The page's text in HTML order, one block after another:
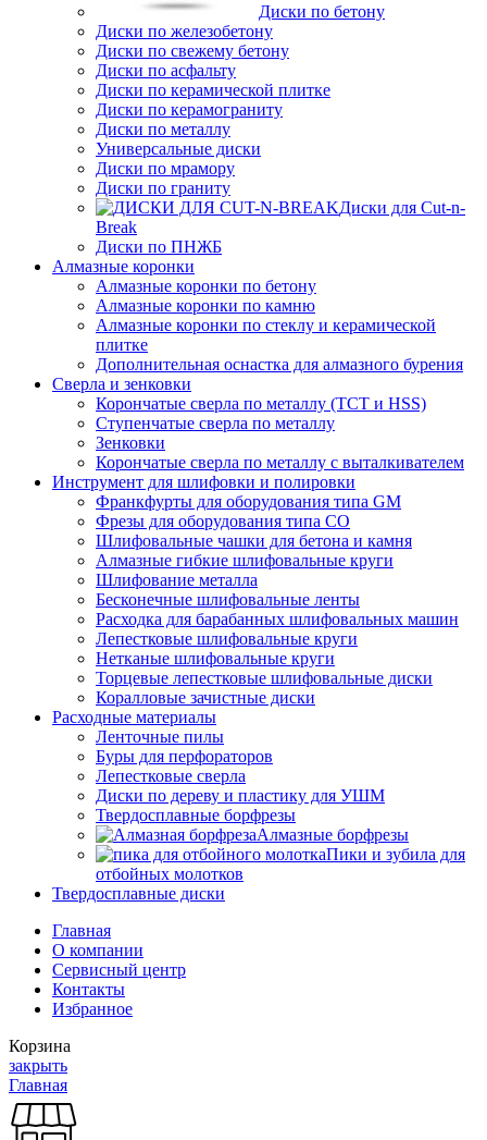
Диски по бетону
Диски по железобетону
Диски по свежему бетону
Диски по асфальту
Диски по керамической плитке
Диски по керамограниту
Диски по металлу
Универсальные диски
Диски по мрамору
Диски по граниту
Диски для Cut-n-
Break
Диски по ПНЖБ
Алмазные коронки
Алмазные коронки по бетону
Алмазные коронки по камню
Алмазные коронки по стеклу и керамической
плитке
Дополнительная оснастка для алмазного бурения
Сверла и зенковки
Корончатые сверла по металлу (TCT и HSS)
Ступенчатые сверла по металлу
Зенковки
Корончатые сверла по металлу c выталкивателем
Инструмент для шлифовки и полировки
Франкфурты для оборудования типа GM
Фрезы для оборудования типа СО
Шлифовальные чашки для бетона и камня
Алмазные гибкие шлифовальные круги
Шлифование металла
Бесконечные шлифовальные ленты
Расходка для барабанных шлифовальных машин
Лепестковые шлифовальные круги
Нетканые шлифовальные круги
Торцевые лепестковые шлифовальные диски
Коралловые зачистные диски
Расходные материалы
Ленточные пилы
Буры для перфораторов
Лепестковые сверла
Диски по дереву и пластику для УШМ
Твердосплавные борфрезы
Алмазные борфрезы
Пики и зубила для
отбойных молотков
Твердосплавные диски
Главная
О компании
Сервисный центр
Контакты
Избранное
Корзина
закрыть
Главная